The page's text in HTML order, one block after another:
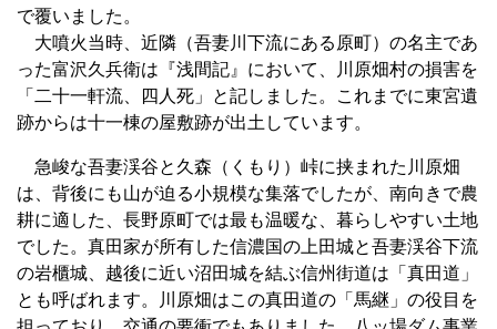
で覆いました。
大噴火当時、近隣（吾妻川下流にある原町）の名主であ
った富沢久兵衛は『浅間記』において、川原畑村の損害を
「二十一軒流、四人死」と記しました。これまでに東宮遺
跡からは十一棟の屋敷跡が出土しています。
急峻な吾妻渓谷と久森（くもり）峠に挟まれた川原畑
は、背後にも山が迫る小規模な集落でしたが、南向きで農
耕に適した、長野原町では最も温暖な、暮らしやすい土地
でした。真田家が所有した信濃国の上田城と吾妻渓谷下流
の岩櫃城、越後に近い沼田城を結ぶ信州街道は「真田道」
とも呼ばれます。川原畑はこの真田道の「馬継」の役目を